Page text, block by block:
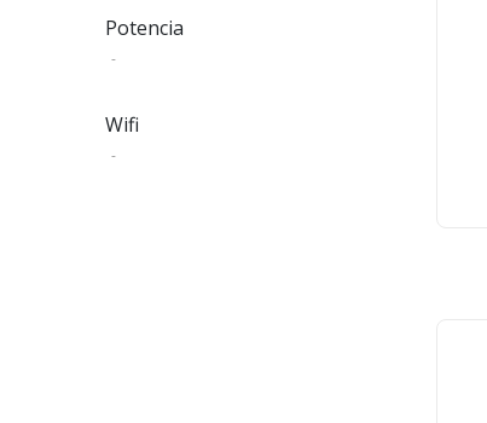
Potencia
-
Wifi
-